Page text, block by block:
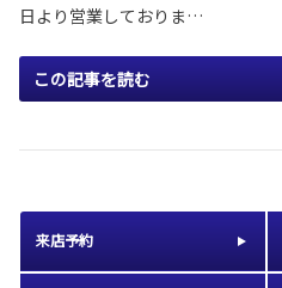
日より営業しておりま…
この記事を読む
来店予約